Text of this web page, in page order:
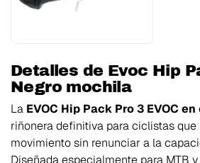
Detalles de Evoc Hip
Negro mochila
La EVOC Hip Pack Pro 3 EVOC
riñonera definitiva para ciclistas
movimiento sin renunciar a la
Diseñada especialmente para MTB